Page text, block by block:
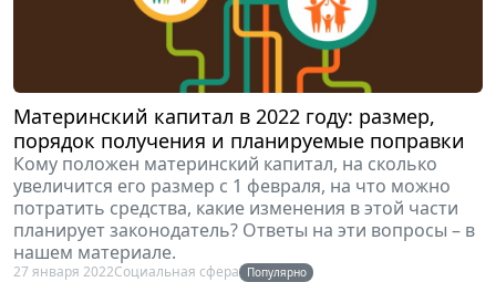
Материнский капитал в 2022 году: размер,
порядок получения и планируемые поправки
Кому положен материнский капитал, на сколько
увеличится его размер с 1 февраля, на что можно
потратить средства, какие изменения в этой части
планирует законодатель? Ответы на эти вопросы – в
нашем материале.
27 января 2022Социальная сфера Популярно